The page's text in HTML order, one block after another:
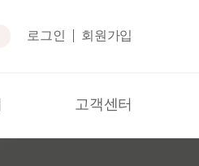
로그인 회원가입
고객센터